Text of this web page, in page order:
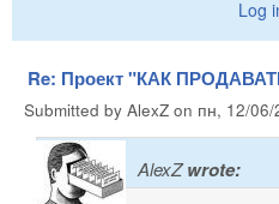
Log
Re: Проект "КАК
Submitted by AlexZ on пн, 12/
AlexZwrote: